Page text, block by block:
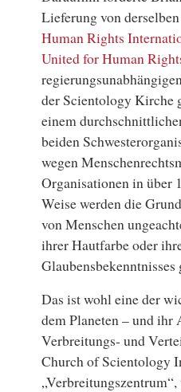
Lieferung von
Human Rights
United for Human
derScientology Kirche
einem
beiden
wegen
Organisationen in über
Weise werden die
von Menschen
ihrer Hautfarbe oder
Glaubensbekenntnisses
Das ist wohl eine der
dem Planeten – und ihr
Verbreitungs- und
Church of Scientology